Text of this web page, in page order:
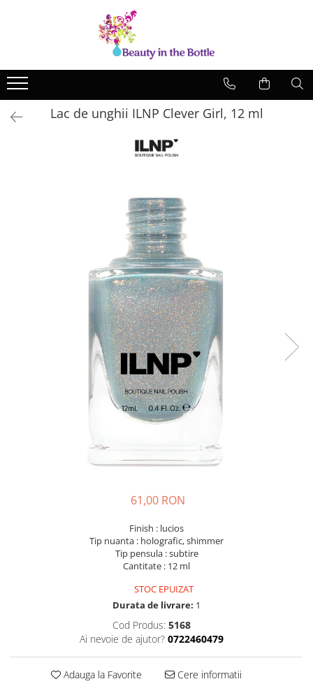
OPI
ILNP
Zoya
Base coat
Top Coat
Ingrijire
Lac de unghii ILNP Clever Girl, 12 ml
61,00 RON
Finish : lucios
Tip nuanta : holografic, shimmer
Tip pensula : subtire
Cantitate : 12 ml
STOC EPUIZAT
Durata de livrare: 1
Cod Produs: 5168
Ai nevoie de ajutor? 0722460479
Adauga la Favorite Cere informatii